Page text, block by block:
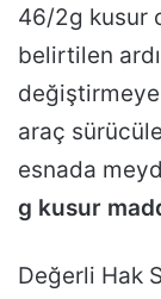
46/2g kusur
belirtilen
değiştirmeye
araç
esnada
g kusur
Değerli Hak